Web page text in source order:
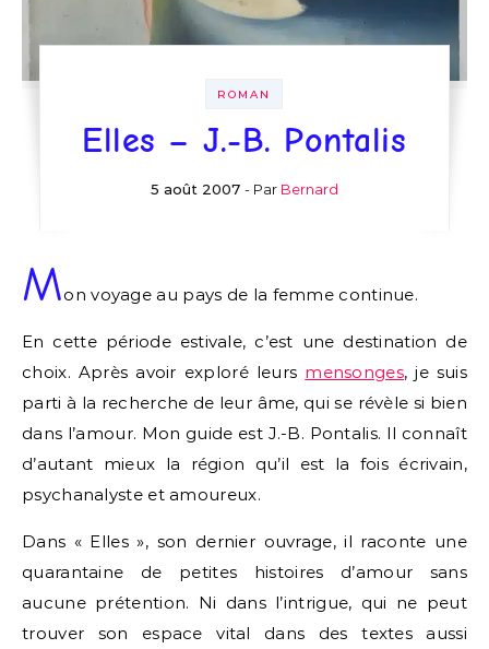
ROMAN
Elles – J.-B. Pontalis
5 août 2007 - Par Bernard
Mon voyage au pays de la femme continue.
En cette période estivale, c’est une destination de
choix. Après avoir exploré leurs mensonges, je suis
parti à la recherche de leur âme, qui se révèle si bien
dans l’amour. Mon guide est J.-B. Pontalis. Il connaît
d’autant mieux la région qu’il est la fois écrivain,
psychanalyste et amoureux.
Dans « Elles », son dernier ouvrage, il raconte une
quarantaine de petites histoires d’amour sans
aucune prétention. Ni dans l’intrigue, qui ne peut
trouver son espace vital dans des textes aussi